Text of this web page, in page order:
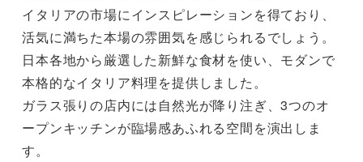
イタリアの市場にインスピレーションを得ており、
活気に満ちた本場の雰囲気を感じられるでしょう。
日本各地から厳選した新鮮な食材を使い、モダンで
本格的なイタリア料理を提供しました。
ガラス張りの店内には自然光が降り注ぎ、3つのオ
ープンキッチンが臨場感あふれる空間を演出しま
す。